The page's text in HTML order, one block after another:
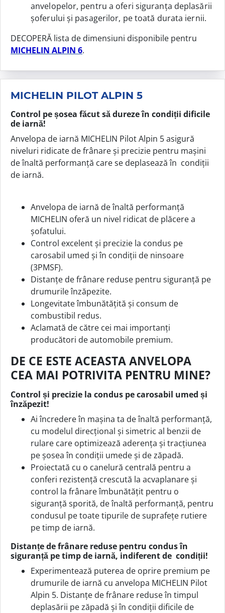
anvelopelor, pentru a oferi siguranța deplasării
șoferului și pasagerilor, pe toată durata iernii.
DECOPERĂ lista de dimensiuni disponibile pentru
MICHELIN ALPIN 6.
MICHELIN PILOT ALPIN 5
Control pe șosea făcut să dureze în condiții dificile
de iarnă!
Anvelopa de iarnă MICHELIN Pilot Alpin 5 asigură
niveluri ridicate de frânare și precizie pentru mașini
de înaltă performanță care se deplasează în condiții
de iarnă.
Anvelopa de iarnă de înaltă performanță
MICHELIN oferă un nivel ridicat de plăcere a
șofatului.
Control excelent și precizie la condus pe
carosabil umed și în condiții de ninsoare
(3PMSF).
Distanțe de frânare reduse pentru siguranță pe
drumurile înzăpezite.
Longevitate îmbunătățită și consum de
combustibil redus.
Aclamată de către cei mai importanți
producători de automobile premium.
DE CE ESTE ACEASTA ANVELOPA
CEA MAI POTRIVITA PENTRU MINE?
Control și precizie la condus pe carosabil umed și
înzăpezit!
Ai încredere în mașina ta de înaltă performanță,
cu modelul direcțional și simetric al benzii de
rulare care optimizează aderența și tracțiunea
pe șosea în condiții umede și de zăpadă.
Proiectată cu o canelură centrală pentru a
conferi rezistență crescută la acvaplanare și
control la frânare îmbunătățit pentru o
siguranță sporită, de înaltă performanță, pentru
condusul pe toate tipurile de suprafețe rutiere
pe timp de iarnă.
Distanțe de frânare reduse pentru condus în
siguranță pe timp de iarnă, indiferent de condiții!
Experimentează puterea de oprire premium pe
drumurile de iarnă cu anvelopa MICHELIN Pilot
Alpin 5. Distanțe de frânare reduse în timpul
deplasării pe zăpadă și în condiții dificile de